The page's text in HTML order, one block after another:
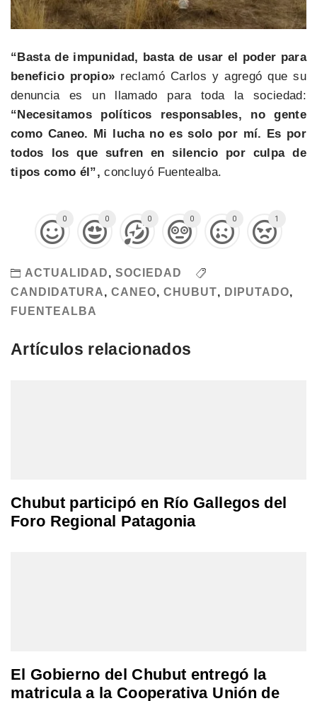
“Basta de impunidad, basta de usar el poder para
beneficio propio» reclamó Carlos y agregó que su
denuncia es un llamado para toda la sociedad:
“Necesitamos políticos responsables, no gente
como Caneo. Mi lucha no es solo por mí. Es por
todos los que sufren en silencio por culpa de
tipos como él”, concluyó Fuentealba.
0 0 0 0 0 1
ACTUALIDAD, SOCIEDAD
CANDIDATURA, CANEO, CHUBUT, DIPUTADO,
FUENTEALBA
Artículos relacionados
Chubut participó en Río Gallegos del
Foro Regional Patagonia
El Gobierno del Chubut entregó la
matricula a la Cooperativa Unión de